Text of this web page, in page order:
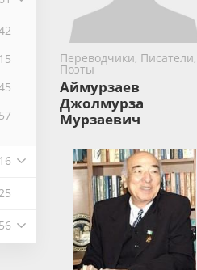
15
16
56
Переводчики, Писатели,
Поэты
Аймурзаев
Джолмурза
Мурзаевич